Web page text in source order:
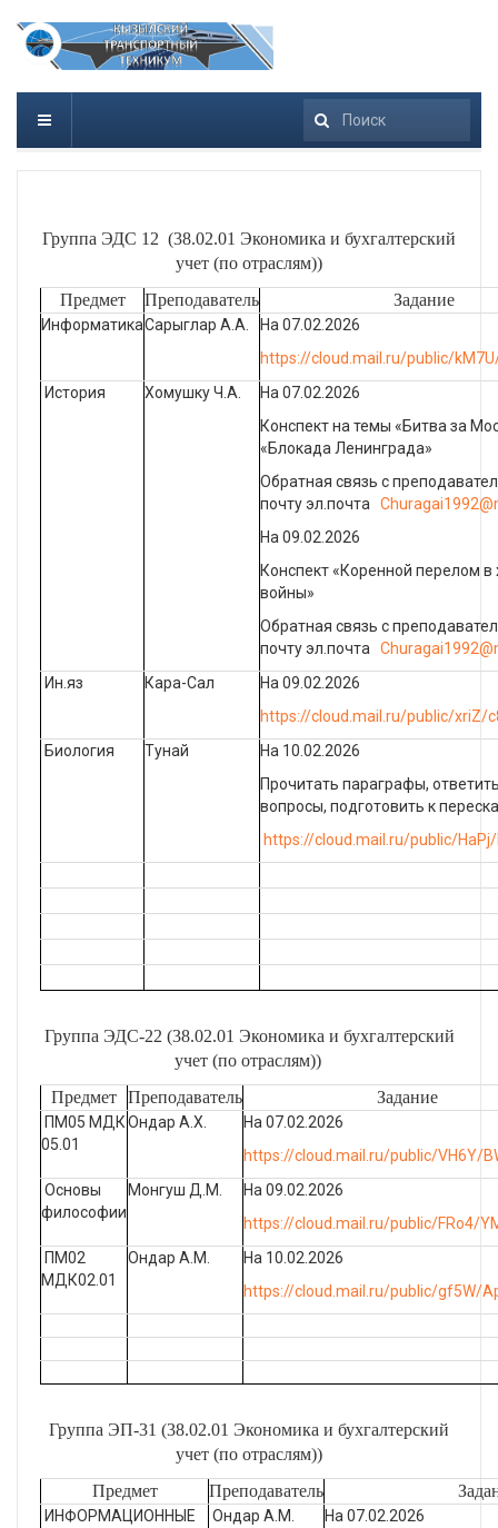
Искать...
Группа ЭДС 12 (38.02.01 Экономика и бухгалтерский
учет (по отраслям))
Предмет
Преподаватель Задание
ИнформатикаСарыглар А.А.
На 07.02.2026
https://cloud.mail.ru/public/
История
Хомушку Ч.А.
На 07.02.2026
Конспект на темы «Битва за
«Блокада Ленинграда»
Обратная связь с
почту эл.почта
На 09.02.2026
Конспект «Коренной перелом в
войны»
Обратная связь с
почту эл.почта
Ин.яз
Кара-Сал
На 09.02.2026
https://cloud.mail.ru/public/xriZ/
Биология
Тунай
На 10.02.2026
Прочитать параграфы,
вопросы, подготовить к
https://cloud.mail.ru/public/HaPj/
Группа ЭДС-22 (38.02.01 Экономика и бухгалтерский
учет (по отраслям))
Предмет Преподаватель Задание
ПМ05 МДК
05.01
Ондар А.Х.
На 07.02.2026
https://cloud.mail.ru/public/VH6Y/
Основы
философии
Монгуш Д.М.
На 09.02.2026
https://cloud.mail.ru/public/FRo4/
ПМ02
МДК02.01
Ондар А.М.
На 10.02.2026
https://cloud.mail.ru/public/gf5W/
Группа ЭП-31 (38.02.01 Экономика и бухгалтерский
учет (по отраслям))
Предмет
Преподаватель
ИНФОРМАЦИОННЫЕ
Ондар А.М.
На 07.02.2026